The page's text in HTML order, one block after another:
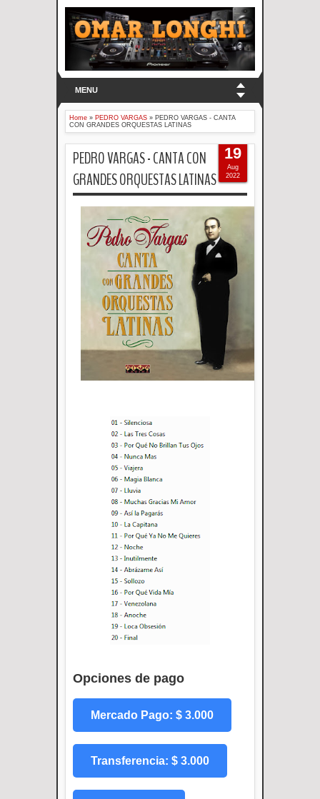
MENU
Home » PEDRO VARGAS » PEDRO VARGAS - CANTA
CON GRANDES ORQUESTAS LATINAS
PEDRO VARGAS - CANTA CON
GRANDES ORQUESTAS LATINAS
Opciones de pago
Mercado Pago: $ 3.000
Transferencia: $ 3.000
19
Aug
2022